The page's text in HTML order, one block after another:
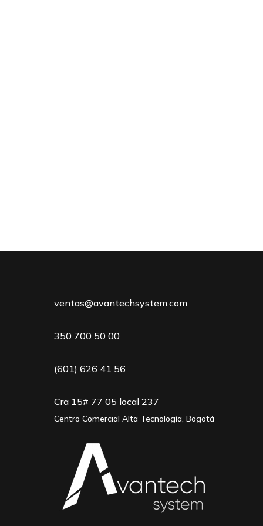
ventas@avantechsystem.com
350 700 50 00
(601) 626 41 56
Cra 15# 77 05 local 237
Centro Comercial Alta Tecnología, Bogotá